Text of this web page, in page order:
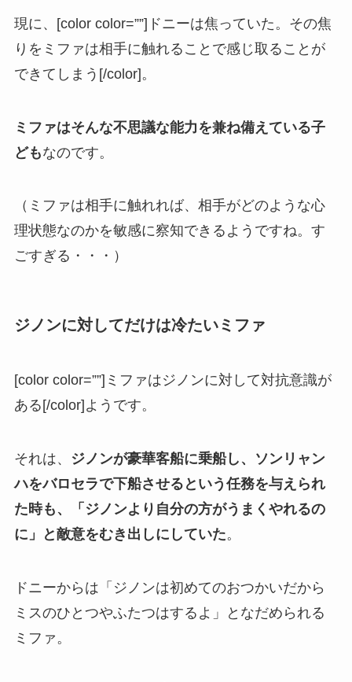
現に、[color color=””]ドニーは焦っていた。その焦
りをミファは相手に触れることで感じ取ることが
できてしまう[/color]。
ミファはそんな不思議な能力を兼ね備えている子
どもなのです。
（ミファは相手に触れれば、相手がどのような心
理状態なのかを敏感に察知できるようですね。す
ごすぎる・・・）
ジノンに対してだけは冷たいミファ
[color color=””]ミファはジノンに対して対抗意識が
ある[/color]ようです。
それは、
ジノンが豪華客船に乗船し、ソンリャン
ハをバロセラで下船させるという任務を与えられ
た時も、「ジノンより自分の方がうまくやれるの
に」と敵意をむき出しにしていた。
ドニーからは「ジノンは初めてのおつかいだから
ミスのひとつやふたつはするよ」となだめられる
ミファ。